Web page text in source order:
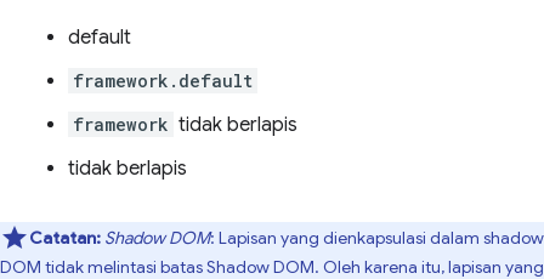
default
framework.default
framework tidak berlapis
tidak berlapis
Catatan: Shadow DOM: Lapisan yang dienkapsulasi dalam shadow
DOM tidak melintasi batas Shadow DOM. Oleh karena itu, lapisan yang